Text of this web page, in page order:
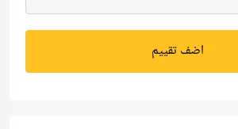
اضف تقييم